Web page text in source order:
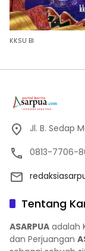
KKSU BI
Jl. B. Sedap
0813-7706-
Tentang
ASARPUA adalah
dan Perjuangan